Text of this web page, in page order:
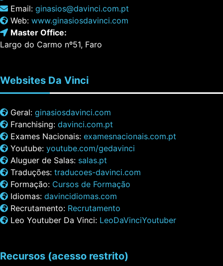
Email: ginasios@davinci.com.pt
Web: www.ginasiosdavinci.com
Master Office:
Largo do Carmo nº51, Faro
Websites Da Vinci
Geral: ginasiosdavinci.com
Franchising: davinci.com.pt
Exames Nacionais: examesnacionais.com.pt
Youtube: youtube.com/gedavinci
Aluguer de Salas: salas.pt
Traduções: traducoes-davinci.com
Formação: Cursos de Formação
Idiomas: davincidiomas.com
Recrutamento: Recrutamento
Leo Youtuber Da Vinci: LeoDaVinciYoutuber
Recursos (acesso restrito)